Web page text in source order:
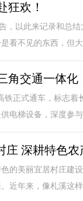
狂欢！
，以此来记录和总
看不见的东西，但
角交通一体化
正式通车，标志着
电梯设备，深度参
庄 深耕特色农
的美丽宜居村庄建
近年来，像札溪这